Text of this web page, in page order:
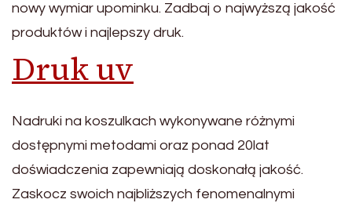
nowy wymiar upominku. Zadbaj o najwyższą jakość
produktów i najlepszy druk.
Druk uv
Nadruki na koszulkach wykonywane różnymi
dostępnymi metodami oraz ponad 20lat
doświadczenia zapewniają doskonałą jakość.
Zaskocz swoich najbliższych fenomenalnymi